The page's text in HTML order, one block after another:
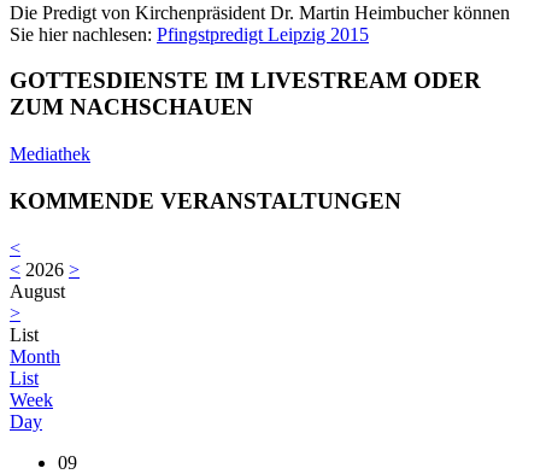
Die Predigt von Kirchenpräsident Dr. Martin Heimbucher können
Sie hier nachlesen: Pfingstpredigt Leipzig 2015
GOTTESDIENSTE IM LIVESTREAM ODER
ZUM NACHSCHAUEN
Mediathek
KOMMENDE VERANSTALTUNGEN
<
< 2026 >
August
>
List
Month
List
Week
Day
09